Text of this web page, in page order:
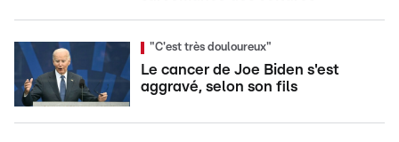
"C'est très douloureux"
Le cancer de Joe Biden s'est
aggravé, selon son fils